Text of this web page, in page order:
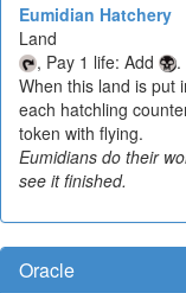
Eumidian Hatchery
Land
, Pay 1 life: Add
.
When this land is put
each hatchling
token with flying.
Eumidians do their
see it finished.
Oracle